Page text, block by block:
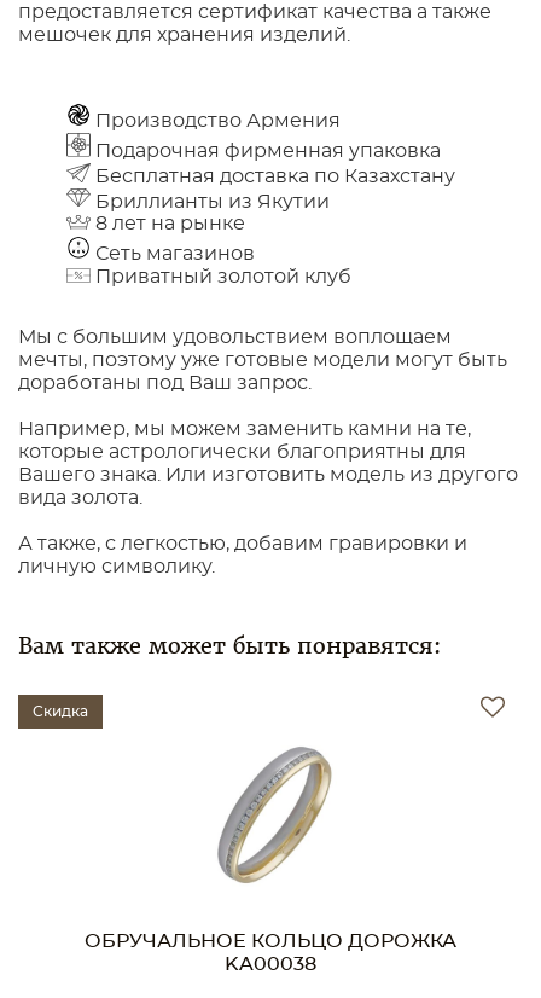
предоставляется сертификат качества а также
мешочек для хранения изделий.
Производство Армения
Подарочная фирменная упаковка
Бесплатная доставка по Казахстану
Бриллианты из Якутии
8 лет на рынке
Сеть магазинов
Приватный золотой клуб
Мы с большим удовольствием воплощаем
мечты, поэтому уже готовые модели могут быть
доработаны под Ваш запрос.
Например, мы можем заменить камни на те,
которые астрологически благоприятны для
Вашего знака. Или изготовить модель из другого
вида золота.
А также, с легкостью, добавим гравировки и
личную символику.
Вам также может быть понравятся:
Скидка
ОБРУЧАЛЬНОЕ КОЛЬЦО ДОРОЖКА
KA00038